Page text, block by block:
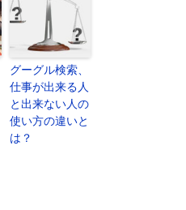
グーグル検索、
仕事が出来る人
と出来ない人の
使い方の違いと
は？